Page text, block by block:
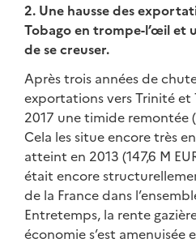
2. Une hausse des
Tobago en trompe-l’œil et
de se creuser.
Après trois années de
exportations vers Trinité
2017 une timide remontée
Cela les situe encore très
atteint en 2013 (147,6 M
était encore
de la France dans
Entretemps, la rente
économie s’est amenuisée